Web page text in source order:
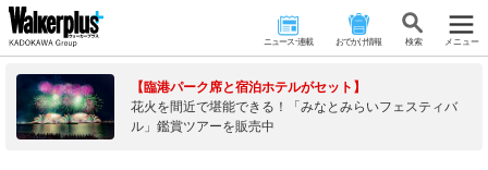
ニュース･連載 おでかけ情報 検 索 メニュー
【臨港パーク席と宿泊ホテルがセット】
花火を間近で堪能できる！「みなとみらいフェスティバ
ル」鑑賞ツアーを販売中